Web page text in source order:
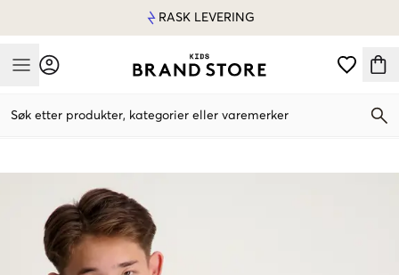
RASK LEVERING
Mobile Menu
Søk etter produkter, kategorier eller varemerker